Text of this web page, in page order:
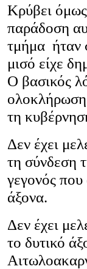
Κρύβει
παράδοση
τμήμα ήταν
μισό είχε
Ο βασικός
τη
Δεν έχει
τη σύνδεση
γεγονός
άξονα.
Δεν έχει
το δυτικό